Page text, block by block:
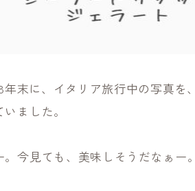
年末に、イタリア旅行中の写真を
いました。
。今見ても、美味しそうだなぁー